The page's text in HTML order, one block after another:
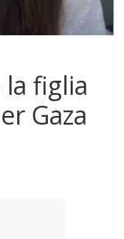
figlia
Gaza